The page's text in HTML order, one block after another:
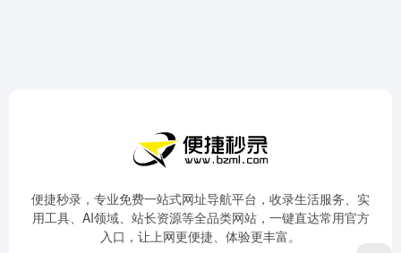
便捷秒录，专业免费一站式网址导航平台，收录生活服务、实
用工具、AI领域、站长资源等全品类网站，一键直达常用官方
入口，让上网更便捷、体验更丰富。